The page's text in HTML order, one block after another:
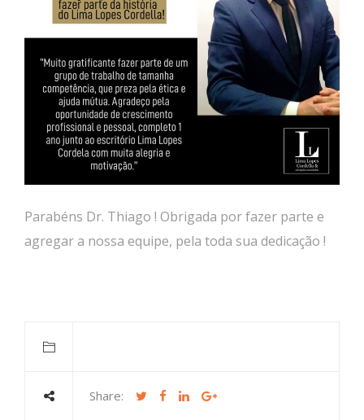
Parabéns Dr. Thiago ! Obrigada por fazer parte e
agregar a nossa equipe, pela toda sua dedicação !
Share: